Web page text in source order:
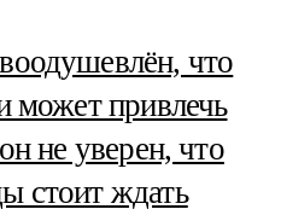
что
может привлечь
не уверен, что
стоит ждать